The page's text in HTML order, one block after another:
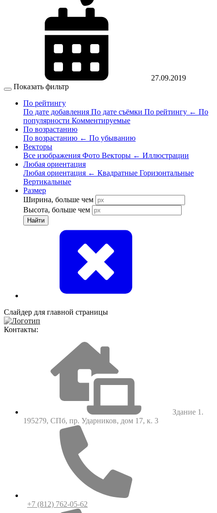
27.09.2019
Показать фильтр
По рейтингу
По дате добавления По дате съёмки По рейтингу ← По
популярности Комментируемые
По возрастанию
По возрастанию ← По убыванию
Векторы
Все изображения Фото Векторы ← Иллюстрации
Любая ориентация
Любая ориентация ← Квадратные Горизонтальные
Вертикальные
Размер
Ширина, больше чем
Высота, больше чем
Найти
Слайдер для главной страницы
Контакты:
Здание 1.
195279, СПб, пр. Ударников, дом 17, к. 3
+7 (812) 762-05-62